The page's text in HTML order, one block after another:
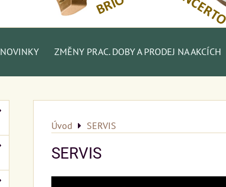
NOVINKY ZMĚNY PRAC. DOBY A PRODEJ NA AKCÍCH
Úvod SERVIS
SERVIS